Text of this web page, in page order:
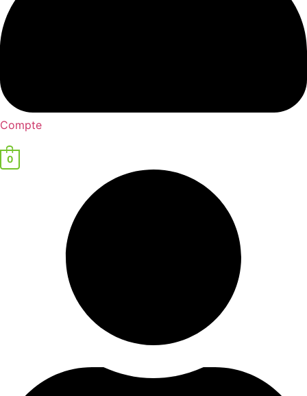
Compte
0